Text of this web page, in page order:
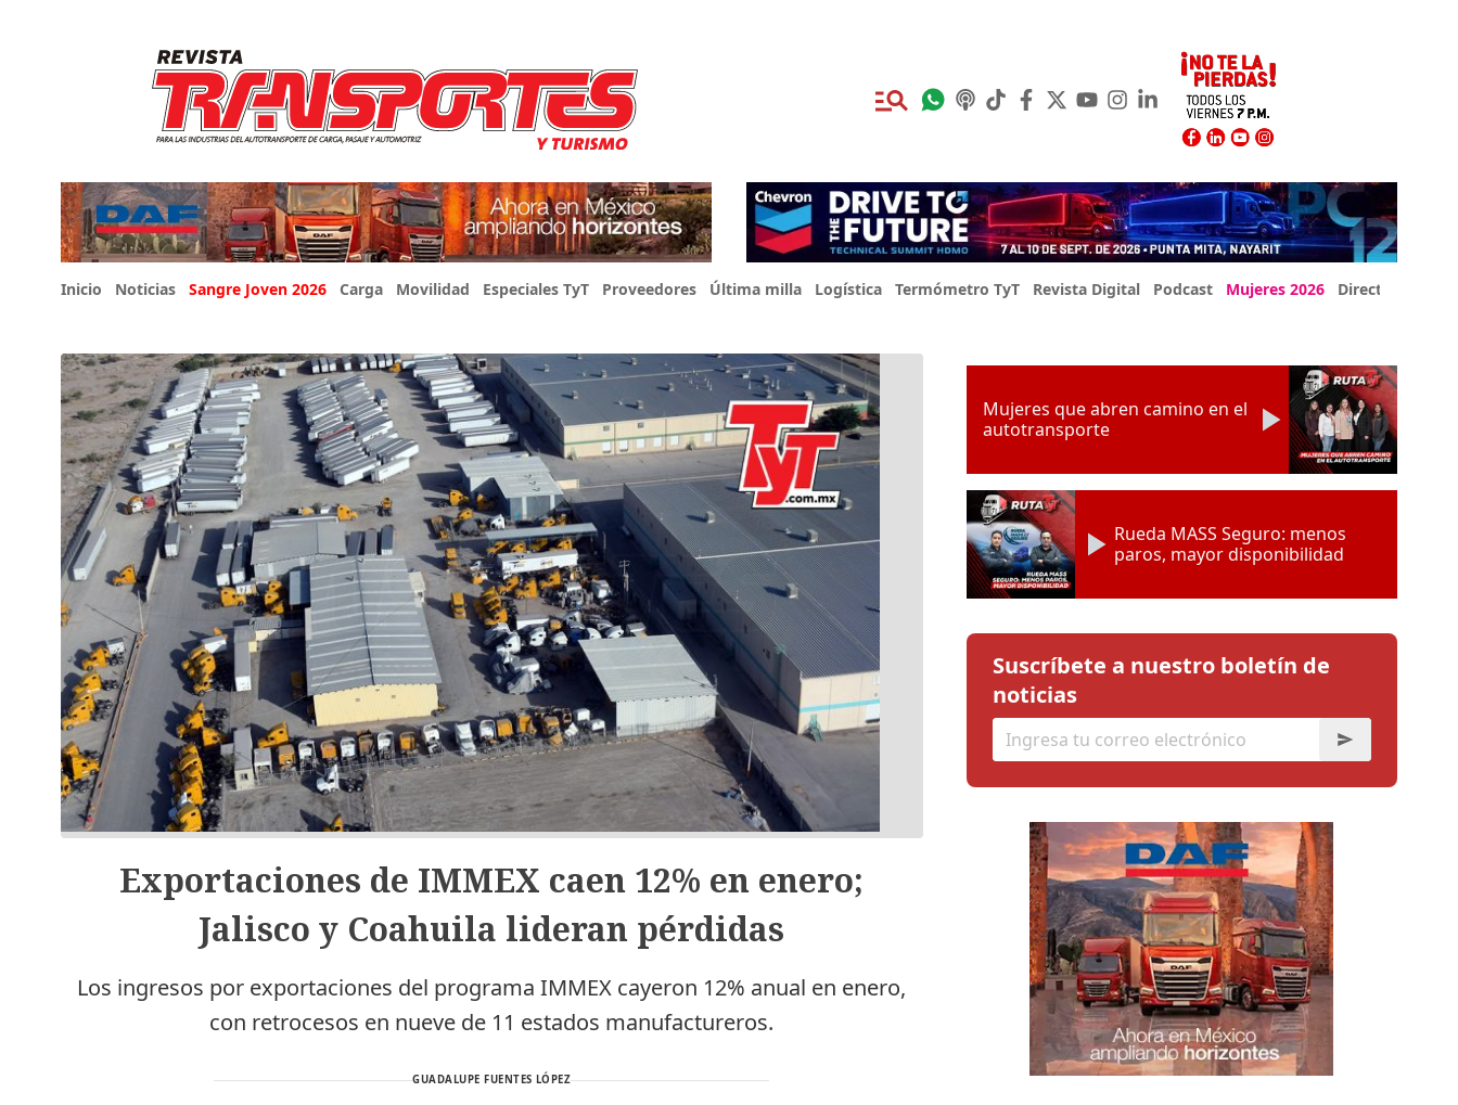
Inicio Noticias Sangre Joven 2026 Carga Movilidad Especiales TyT Proveedores Última milla Logística Termómetro TyT Revista Digital Podcast Mujeres 2026 Directorio Expo
Exportaciones de IMMEX caen 12% en enero;
Jalisco y Coahuila lideran pérdidas
Los ingresos por exportaciones del programa IMMEX cayeron 12% anual en enero,
con retrocesos en nueve de 11 estados manufactureros.
GUADALUPE FUENTES LÓPEZ
Mujeres que abren camino en el
autotransporte
Rueda MASS Seguro: menos
paros, mayor disponibilidad
Suscríbete a nuestro boletín de
noticias